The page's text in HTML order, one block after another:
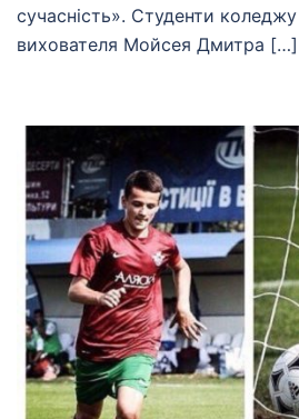
сучасність». Студенти
вихователя Мойсея Дмитра […]